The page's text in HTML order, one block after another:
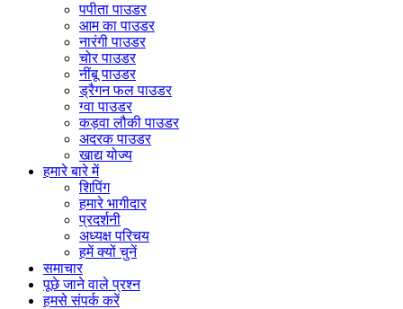
पपीता पाउडर
आम का पाउडर
नारंगी पाउडर
चोर पाउडर
नींबू पाउडर
ड्रैगन फल पाउडर
ग्वा पाउडर
कड़वा लौकी पाउडर
अदरक पाउडर
खाद्य योज्य
हमारे बारे में
शिपिंग
हमारे भागीदार
प्रदर्शनी
अध्यक्ष परिचय
हमें क्यों चुनें
समाचार
पूछे जाने वाले प्रश्न
हमसे संपर्क करें